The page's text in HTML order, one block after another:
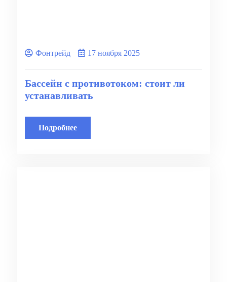
Фонтрейд 17 ноября 2025
Бассейн с противотоком: стоит ли
устанавливать
Подробнее